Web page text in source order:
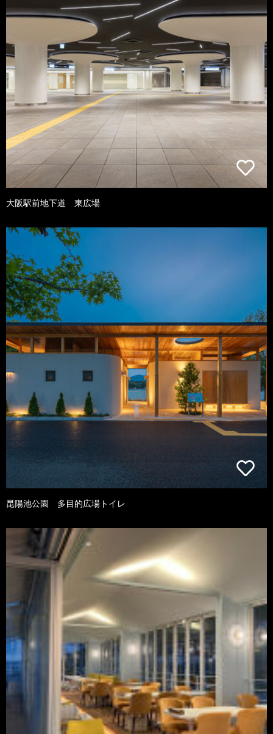
大阪駅前地下道 東広場
昆陽池公園 多目的広場トイレ